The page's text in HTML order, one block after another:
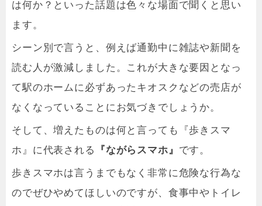
は何か？といった話題は色々な場面で聞くと思い
ます。
シーン別で言うと、例えば通勤中に雑誌や新聞を
読む人が激減しました。これが大きな要因となっ
て駅のホームに必ずあったキオスクなどの売店が
なくなっていることにお気づきでしょうか。
そして、増えたものは何と言っても『歩きスマ
ホ』に代表される
『ながらスマホ』 です。
歩きスマホは言うまでもなく非常に危険な行為な
のでぜひやめてほしいのですが、食事中やトイレ